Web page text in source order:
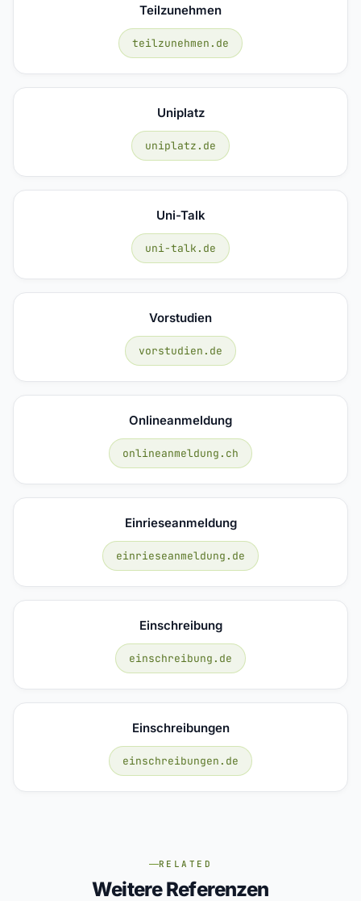
Teilzunehmen
teilzunehmen.de
Uniplatz
uniplatz.de
Uni-Talk
uni-talk.de
Vorstudien
vorstudien.de
Onlineanmeldung
onlineanmeldung.ch
Einrieseanmeldung
einrieseanmeldung.de
Einschreibung
einschreibung.de
Einschreibungen
einschreibungen.de
RELATED
Weitere Referenzen